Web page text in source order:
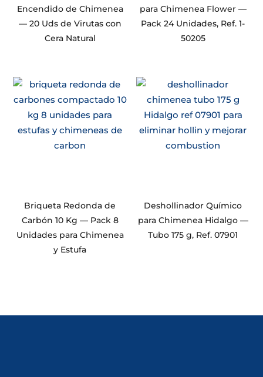
Encendido de Chimenea
— 20 Uds de Virutas con
Cera Natural
para Chimenea Flower —
Pack 24 Unidades, Ref. 1-
50205
Briqueta Redonda de
Carbón 10 Kg — Pack 8
Unidades para Chimenea
y Estufa
Deshollinador Químico
para Chimenea Hidalgo —
Tubo 175 g, Ref. 07901